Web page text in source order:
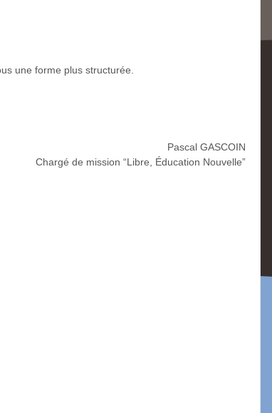
une forme plus structurée.
Pascal GASCOIN
Chargé de mission “Libre, Éducation Nouvelle”